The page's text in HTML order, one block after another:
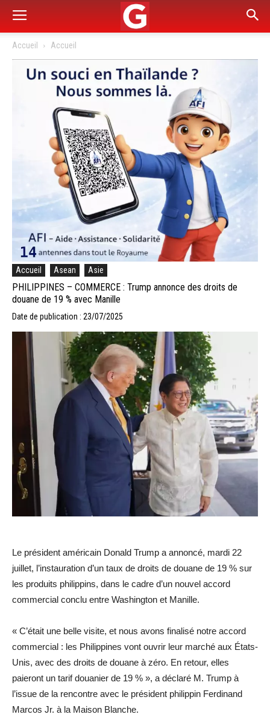
Accueil Accueil
Accueil Asean Asie
PHILIPPINES – COMMERCE : Trump annonce des droits de
douane de 19 % avec Manille
Date de publication : 23/07/2025
Le président américain Donald Trump a annoncé, mardi 22
juillet, l’instauration d’un taux de droits de douane de 19 % sur
les produits philippins, dans le cadre d’un nouvel accord
commercial conclu entre Washington et Manille.
« C’était une belle visite, et nous avons finalisé notre accord
commercial : les Philippines vont ouvrir leur marché aux États-
Unis, avec des droits de douane à zéro. En retour, elles
paieront un tarif douanier de 19 % », a déclaré M. Trump à
l’issue de la rencontre avec le président philippin Ferdinand
Marcos Jr. à la Maison Blanche.